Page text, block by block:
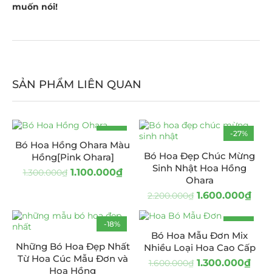
muốn nói!
SẢN PHẨM LIÊN QUAN
-15%
Bó Hoa Hồng Ohara Màu
Hồng[Pink Ohara]
1.300.000₫ 1.100.000₫
-27%
Bó Hoa Đẹp Chúc Mừng
Sinh Nhật Hoa Hồng
Ohara
2.200.000₫ 1.600.000₫
-18%
Những Bó Hoa Đẹp Nhất
Từ Hoa Cúc Mẫu Đơn và
Hoa Hồng
-19%
Bó Hoa Mẫu Đơn Mix
Nhiều Loại Hoa Cao Cấp
1.600.000₫ 1.300.000₫